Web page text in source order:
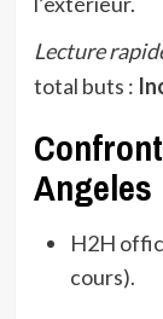
Lecture
total buts :
Angeles
H2H
cours).